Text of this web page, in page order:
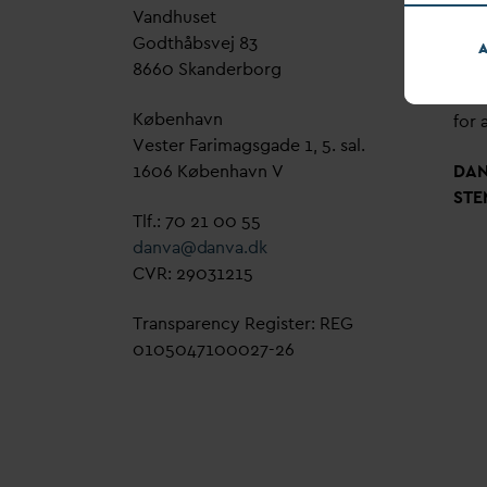
Vandhuset
Godthåbsvej 83
8660 Skanderborg
København
Vester Farimagsgade 1, 5. sal.
1606 København V
Tlf.: 70 21 00 55
danva@danva.dk
CVR: 29031215
Transparency Register: REG
0105047100027-26
for
DAN